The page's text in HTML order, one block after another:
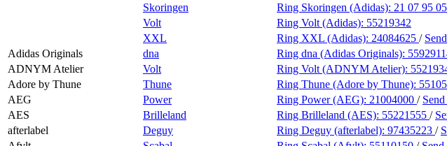
Skoringen
Ring Skoringen (Adidas): 21 07 95 05
Volt
Ring Volt (Adidas): 55219342
XXL
Ring XXL (Adidas): 24084625 /
Adidas Originals
dna Ring dna (Adidas Originals):
ADNYM Atelier
Volt Ring Volt (ADNYM Atelier):
Adore by Thune
Thune Ring Thune (Adore by Thune):
AEG
Power Ring Power (AEG): 21004000 /
AES
Brilleland Ring Brilleland (AES): 55221555 /
afterlabel
Deguy Ring Deguy (afterlabel): 97435223 /